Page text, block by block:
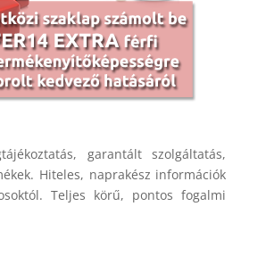
garantált szolgáltatás,
Hiteles, naprakész információk
Teljes körű, pontos fogalmi